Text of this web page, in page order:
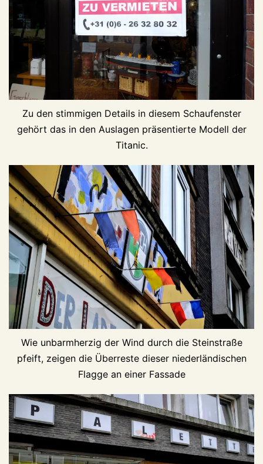
Zu den stimmigen Details in diesem Schaufenster
gehört das in den Auslagen präsentierte Modell der
Titanic.
Wie unbarmherzig der Wind durch die Steinstraße
pfeift, zeigen die Überreste dieser niederländischen
Flagge an einer Fassade